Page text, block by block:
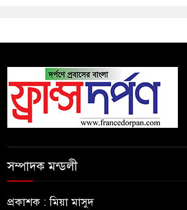
সম্পাদক মন্ডলী
প্রকাশক : মিয়া মাসুদ